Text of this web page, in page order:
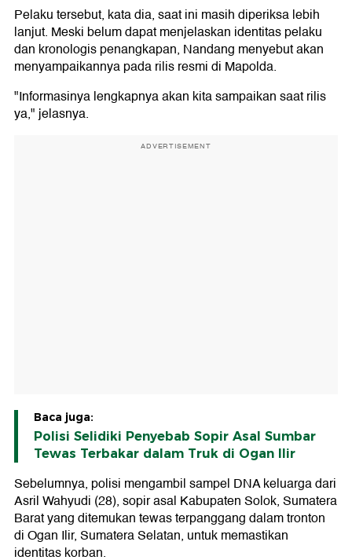
Pelaku tersebut, kata dia, saat ini masih diperiksa lebih
lanjut. Meski belum dapat menjelaskan identitas pelaku
dan kronologis penangkapan, Nandang menyebut akan
menyampaikannya pada rilis resmi di Mapolda.
"Informasinya lengkapnya akan kita sampaikan saat rilis
ya," jelasnya.
ADVERTISEMENT
Baca juga:
Polisi Selidiki Penyebab Sopir Asal Sumbar
Tewas Terbakar dalam Truk di Ogan Ilir
Sebelumnya, polisi mengambil sampel DNA keluarga dari
Asril Wahyudi (28), sopir asal Kabupaten Solok, Sumatera
Barat yang ditemukan tewas terpanggang dalam tronton
di Ogan Ilir, Sumatera Selatan, untuk memastikan
identitas korban.